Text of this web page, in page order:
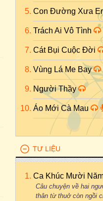
Con Đường Xưa
Trách Ai Vô Tình
Cát Bụi Cuộc Đời
Vùng Lá Me Bay
Người Thầy
Áo Mới Cà Mau
TƯ LIỆU
Ca Khúc Mười
Câu chuyện về hai
thân từ thuở còn ngồi